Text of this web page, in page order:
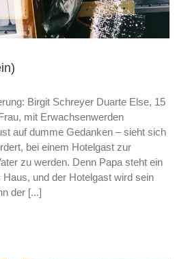
Birgit Schreyer Duarte Else, 15
mit Erwachsenwerden
auf dumme Gedanken – sieht sich
bei einem Hotelgast zur
zu werden. Denn Papa steht ein
und der Hotelgast wird sein
der [...]